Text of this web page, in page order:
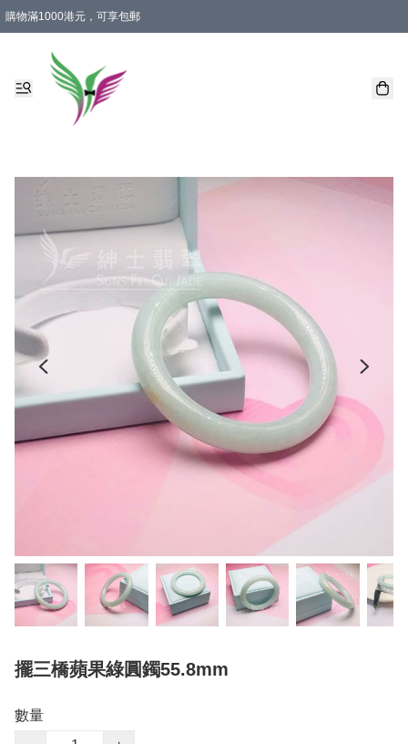
購物滿1000港元，可享包郵
擺三橋蘋果綠圓鐲55.8mm
數量